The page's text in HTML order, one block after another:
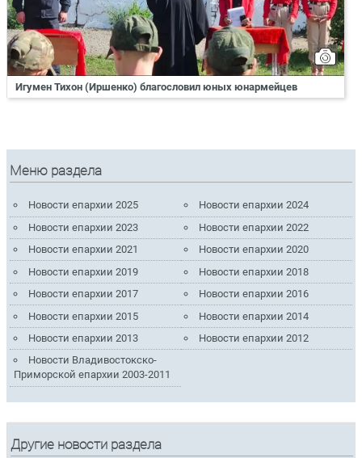
Игумен Тихон (Иршенко) благословил юных юнармейцев
Меню раздела
Новости епархии 2025
Новости епархии 2024
Новости епархии 2023
Новости епархии 2022
Новости епархии 2021
Новости епархии 2020
Новости епархии 2019
Новости епархии 2018
Новости епархии 2017
Новости епархии 2016
Новости епархии 2015
Новости епархии 2014
Новости епархии 2013
Новости епархии 2012
Новости Владивостокско-
Приморской епархии 2003-2011
Другие новости раздела